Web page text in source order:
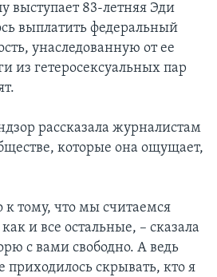
выступает 83-летняя Эди
выплатить федеральный
унаследованную от ее
из гетеросексуальных пар
рассказала журналистам
которые она ощущает,
тому, что мы считаемся
и все остальные, – сказала
с вами свободно. А ведь
приходилось скрывать, кто я